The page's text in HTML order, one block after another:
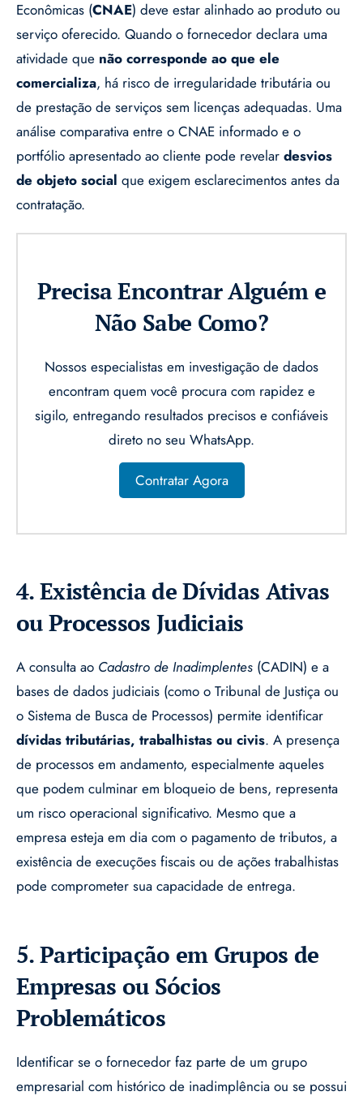
Econômicas (CNAE) deve estar alinhado ao produto ou
serviço oferecido. Quando o fornecedor declara uma
atividade que não corresponde ao que ele
comercializa, há risco de irregularidade tributária ou
de prestação de serviços sem licenças adequadas. Uma
análise comparativa entre o CNAE informado e o
portfólio apresentado ao cliente pode revelar desvios
de objeto social que exigem esclarecimentos antes da
contratação.
Precisa Encontrar Alguém e
Não Sabe Como?
Nossos especialistas em investigação de dados
encontram quem você procura com rapidez e
sigilo, entregando resultados precisos e confiáveis
direto no seu WhatsApp.
Contratar Agora
4. Existência de Dívidas Ativas
ou Processos Judiciais
A consulta ao Cadastro de Inadimplentes (CADIN) e a
bases de dados judiciais (como o Tribunal de Justiça ou
o Sistema de Busca de Processos) permite identificar
dívidas tributárias, trabalhistas ou civis. A presença
de processos em andamento, especialmente aqueles
que podem culminar em bloqueio de bens, representa
um risco operacional significativo. Mesmo que a
empresa esteja em dia com o pagamento de tributos, a
existência de execuções fiscais ou de ações trabalhistas
pode comprometer sua capacidade de entrega.
5. Participação em Grupos de
Empresas ou Sócios
Problemáticos
Identificar se o fornecedor faz parte de um grupo
empresarial com histórico de inadimplência ou se possui